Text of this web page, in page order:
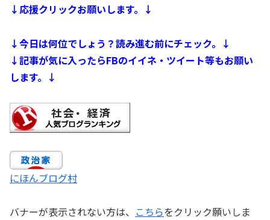
↓応援クリックお願いします。↓
↓今日は何位でしょう？読み進む前にチェック。↓
↓記事が気に入ったらFBのイイネ・ツイート等もお願い
します。↓
にほんブログ村
バナーが表示されない方は、 こちらをクリック願いしま